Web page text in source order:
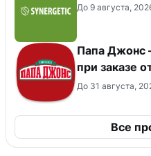
До 9 августа,
Папа Джонс
при заказе
До 31 августа,
Все